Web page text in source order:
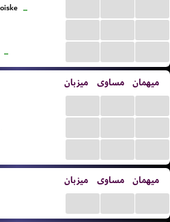
...
...
میزبان مساوی میهمان
میزبان مساوی میهمان